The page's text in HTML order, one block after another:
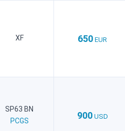
XF 650 EUR
SP63 BN
PCGS
900 USD